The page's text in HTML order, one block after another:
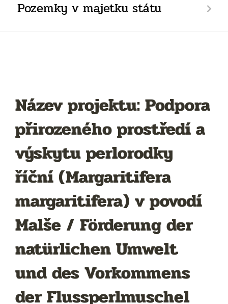
Pozemky v majetku státu
Název projektu: Podpora
přirozeného prostředí a
výskytu perlorodky
říční (Margaritifera
margaritifera) v povodí
Malše / Förderung der
natürlichen Umwelt
und des Vorkommens
der Flussperlmuschel